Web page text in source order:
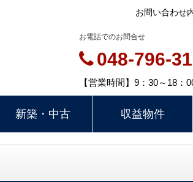
お問い合わせ
お電話でのお問合せ
048-796-
【営業時間】9：30～18
新築・中古 収益物件